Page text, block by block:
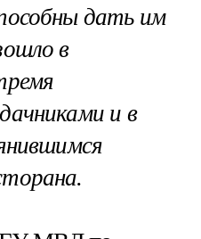
дать им
в
и в